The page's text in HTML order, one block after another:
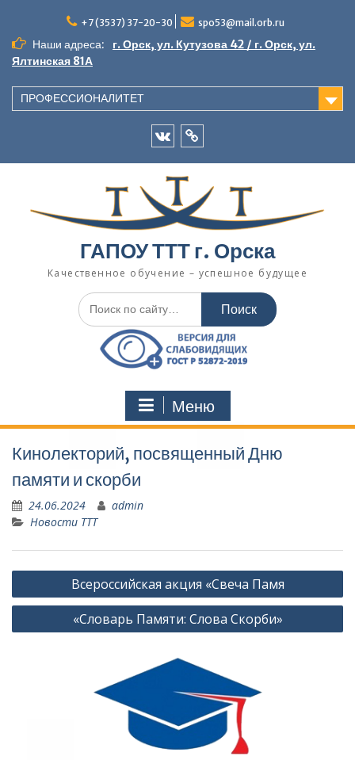
содержимому
+7 (3537) 37-20-30 spo53@mail.orb.ru
Наши адреса:
г. Орск, ул. Кутузова 42 / г. Орск, ул.
Ялтинская 81А
ПРОФЕССИОНАЛИТЕТ
ГАПОУ ТТТ г. Орска
Качественное обучение – успешное будущее
Искать:
Меню
Кинолекторий, посвященный Дню
памяти и скорби
24.06.2024
admin
Новости ТТТ
Навигация
по
Всероссийская акция «Свеча Памя
«Словарь Памяти: Слова Скорби»